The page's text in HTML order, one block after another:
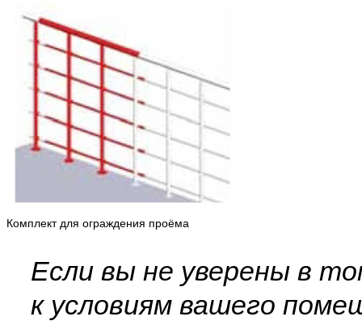
Комплект для ограждения проёма
Если вы не уверены в
к условиям вашего